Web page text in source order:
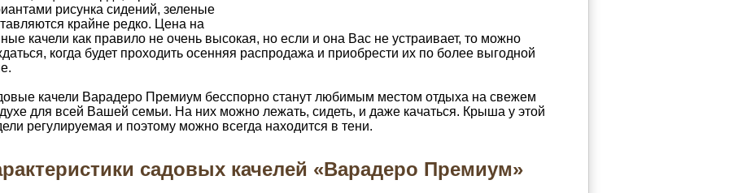
рисунка сидений, зеленые
крайне редко. Цена на
качели как правило не очень высокая, но если и она Вас не устраивает, то можно
когда будет проходить осенняя распродажа и приобрести их по более выгодной
качели Варадеро Премиум бесспорно станут любимым местом отдыха на свежем
для всей Вашей семьи. На них можно лежать, сидеть, и даже качаться. Крыша у этой
регулируемая и поэтому можно всегда находится в тени.
садовых качелей «Варадеро Премиум»